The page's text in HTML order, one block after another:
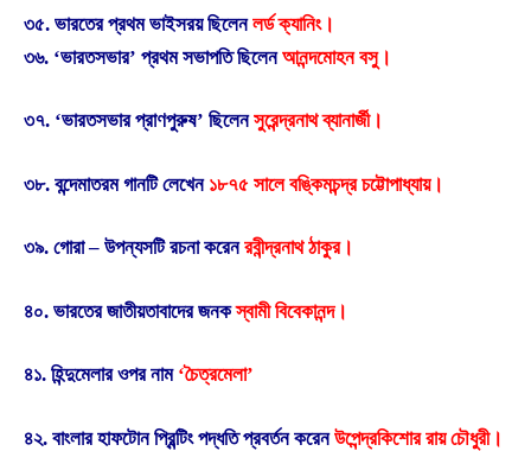
৩৫. ভারতের প্রথম ভাইসরয় ছিলেনলর্ড ক্যানিং।
৩৬. ‘ভারতসভার’ প্রথম সভাপতি ছিলেনআনন্দমোহন বসু।
৩৭. ‘ভারতসভার প্রাণপুরুষ’ ছিলেনসুরেন্দ্রনাথ ব্যানার্জী।
৩৮. বন্দেমাতরম গানটি লেখেন১৮৭৫ সালে বঙ্কিমচন্দ্র চট্টোপাধ্যায়।
৩৯. গোরা – উপন্যসটি রচনা করেনরবীন্দ্রনাথ ঠাকুর।
৪০. ভারতের জাতীয়তাবাদের জনকস্বামী বিবেকানন্দ।
৪১. হিন্দুমেলার ওপর নাম ‘চৈত্রমেলা’
৪২. বাংলার হাফটোন প্রিন্টিং পদ্ধতি প্রবর্তন করেনউপেন্দ্রকিশোর রায় চৌধুরী।